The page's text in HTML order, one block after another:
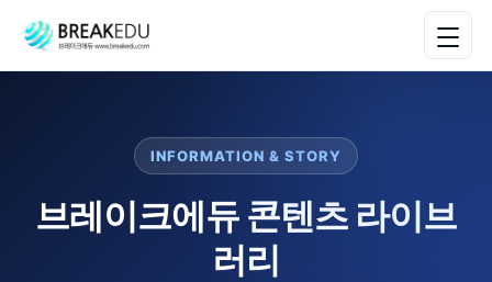
INFORMATION & STORY
브레이크에듀 콘텐츠 라이브
러리